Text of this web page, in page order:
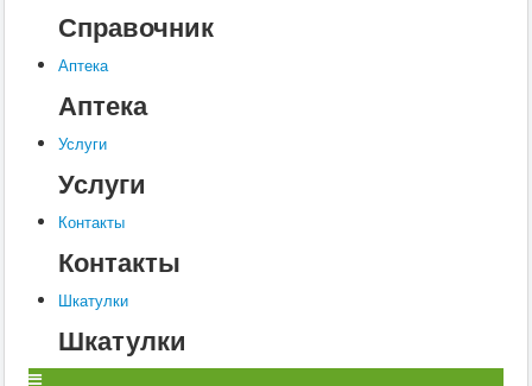
Справочник
Аптека
Аптека
Услуги
Услуги
Контакты
Контакты
Шкатулки
Шкатулки